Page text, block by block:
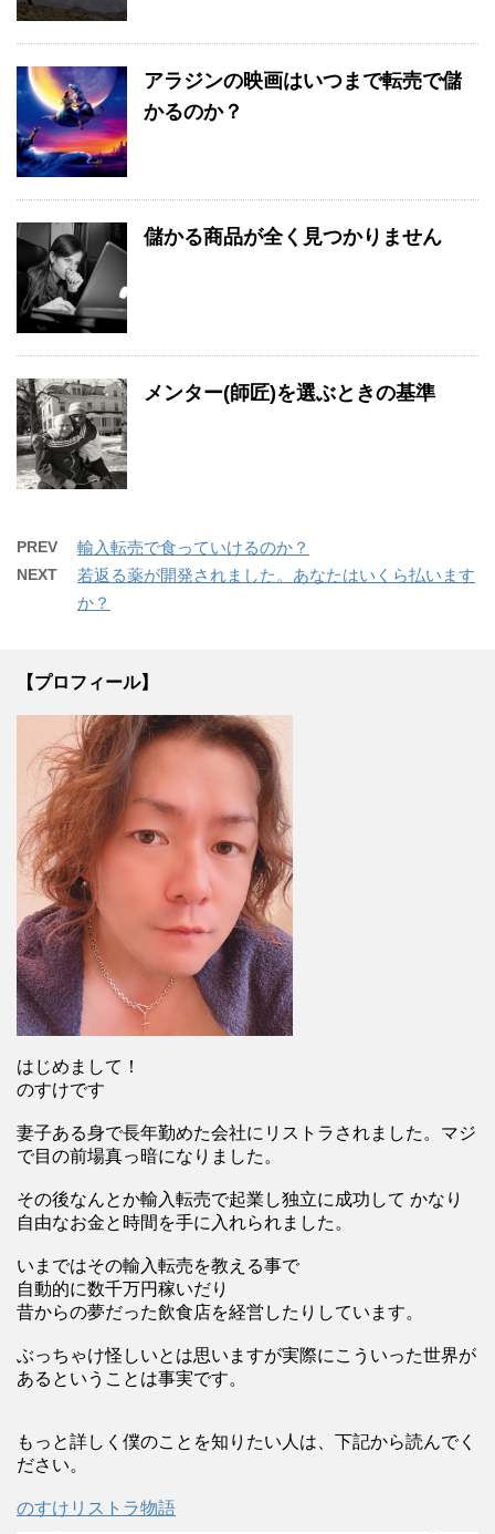
アラジンの映画はいつまで転売で儲
かるのか？
儲かる商品が全く見つかりません
メンター(師匠)を選ぶときの基準
PREV 輸入転売で食っていけるのか？
NEXT
若返る薬が開発されました。あなたはいくら払います
か？
【プロフィール】
はじめまして！
のすけです
妻子ある身で長年勤めた会社にリストラされました。マジ
で目の前場真っ暗になりました。
その後なんとか輸入転売で起業し独立に成功して かなり
自由なお金と時間を手に入れられました。
いまではその輸入転売を教える事で
自動的に数千万円稼いだり
昔からの夢だった飲食店を経営したりしています。
ぶっちゃけ怪しいとは思いますが実際にこういった世界が
あるということは事実です。
もっと詳しく僕のことを知りたい人は、下記から読んでく
ださい。
のすけリストラ物語